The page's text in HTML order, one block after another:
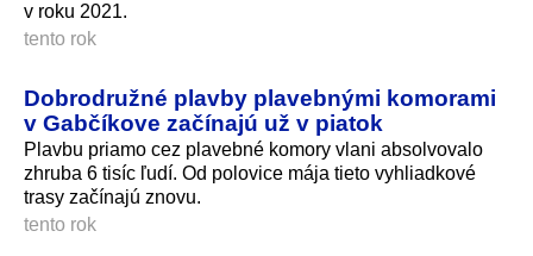
v roku 2021.
tento rok
Dobrodružné plavby plavebnými komorami
v Gabčíkove začínajú už v piatok
Plavbu priamo cez plavebné komory vlani absolvovalo
zhruba 6 tisíc ľudí. Od polovice mája tieto vyhliadkové
trasy začínajú znovu.
tento rok